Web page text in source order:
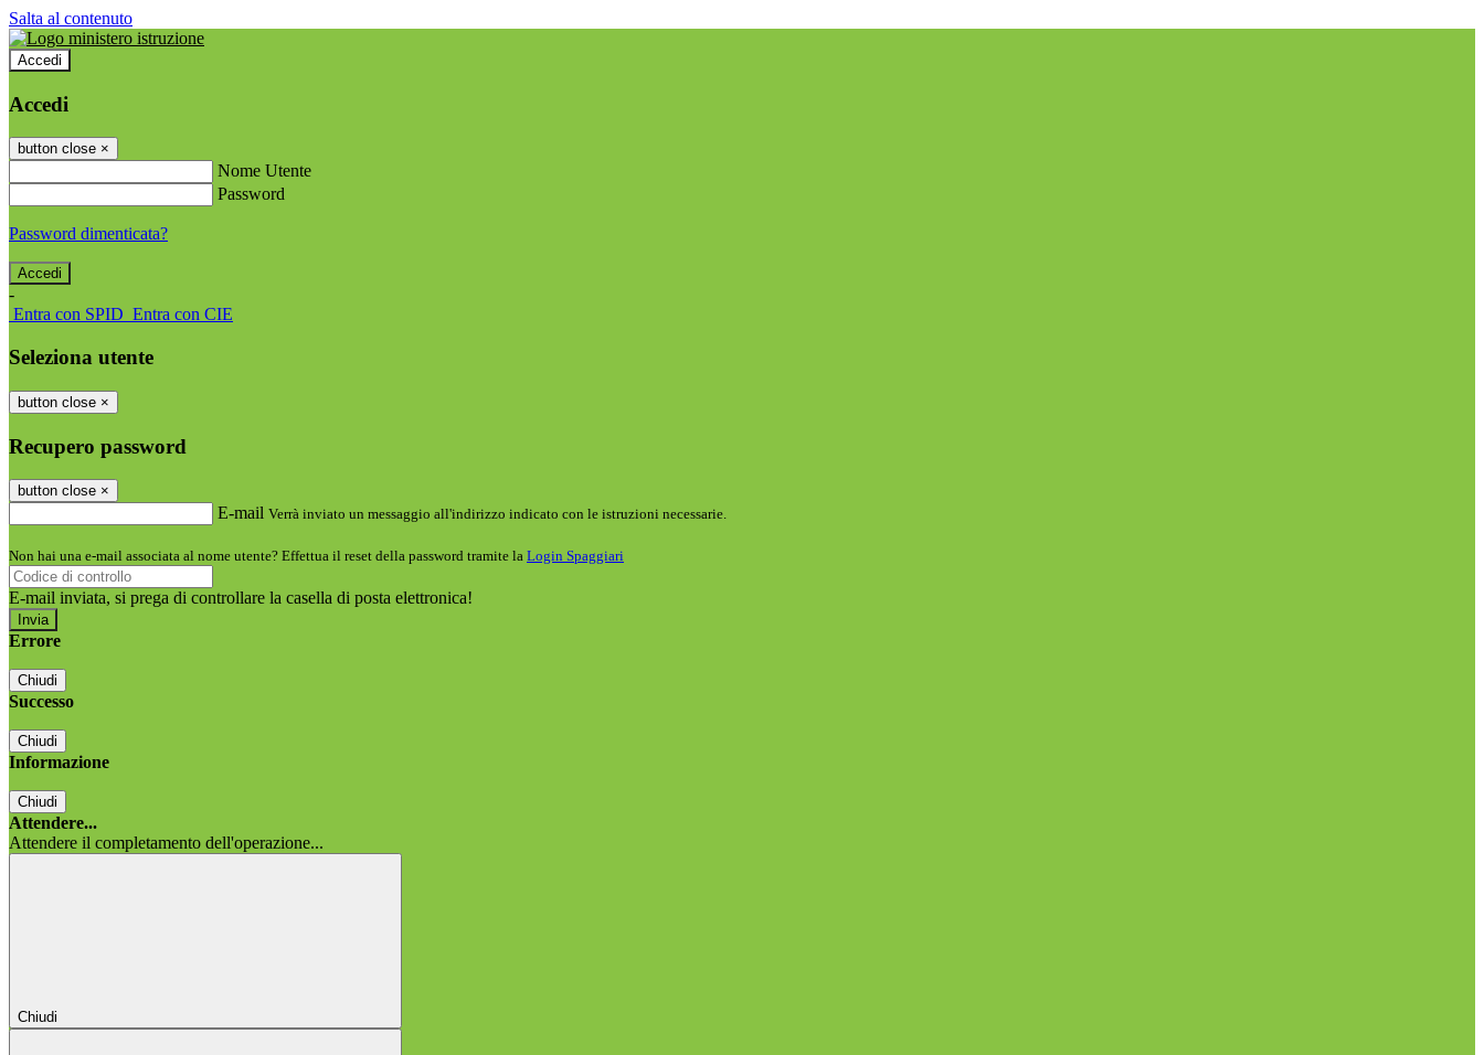
Salta al contenuto
Accedi
Accedi
button close ×
Nome Utente
Password
Password dimenticata?
-
Entra con SPID Entra con CIE
Seleziona utente
button close ×
Recupero password
button close ×
E-mail Verrà inviato un messaggio all'indirizzo indicato con le istruzioni necessarie.
Non hai una e-mail associata al nome utente? Effettua il reset della password tramite la Login Spaggiari
E-mail inviata, si prega di controllare la casella di posta elettronica!
Errore
Chiudi
Successo
Chiudi
Informazione
Chiudi
Attendere...
Attendere il completamento dell'operazione...
Chiudi